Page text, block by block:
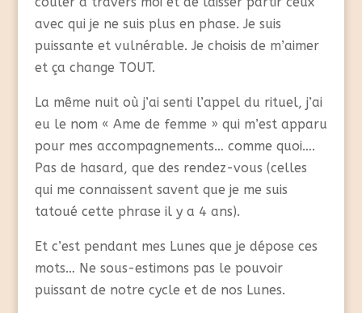
avec qui je ne suis plus en phase. Je suis
puissante et vulnérable. Je choisis de m’aimer
et ça change TOUT.
La même nuit où j’ai senti l’appel du rituel, j’ai
eu le nom « Ame de femme » qui m’est apparu
pour mes accompagnements… comme quoi….
Pas de hasard, que des rendez-vous (celles
qui me connaissent savent que je me suis
tatoué cette phrase il y a 4 ans).
Et c’est pendant mes Lunes que je dépose ces
mots… Ne sous-estimons pas le pouvoir
puissant de notre cycle et de nos Lunes.